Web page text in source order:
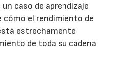
caso de aprendizaje
cómo el rendimiento de
estrechamente
de toda su cadena